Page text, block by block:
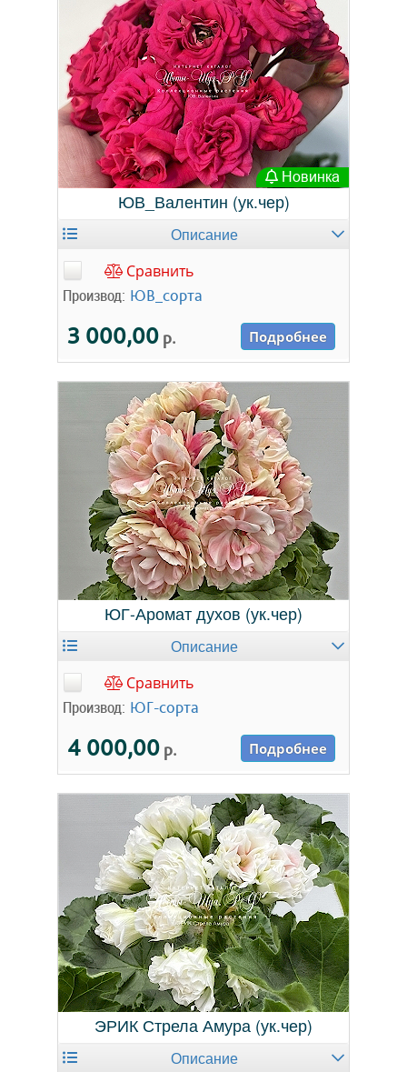
Новинка
ЮВ_Валентин (ук.чер)
Описание
Сравнить
Производ: ЮВ_сорта
3 000,00 р. Подробнее
ЮГ-Аромат духов (ук.чер)
Описание
Сравнить
Производ: ЮГ-сорта
4 000,00 р. Подробнее
ЭРИК Стрела Амура (ук.чер)
Описание